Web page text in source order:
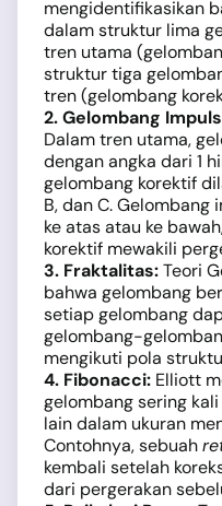
mengidentifikasikan
dalam struktur lima
tren utama
struktur tiga
tren (gelombang
2. Gelombang
Dalam tren utama,
dengan angka dari 1
gelombang korektif
B, dan C.
ke atas atau ke
korektif mewakili
3. Fraktalitas:Teori
bahwa gelombang
setiap gelombang
gelombang-
mengikuti pola
4. Fibonacci: Elliott
gelombang sering
lain dalam ukuran
Contohnya, sebuah
kembali setelah
dari pergerakan